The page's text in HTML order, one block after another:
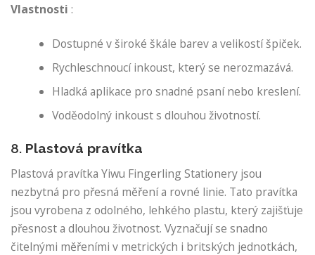
Vlastnosti :
Dostupné v široké škále barev a velikostí špiček.
Rychleschnoucí inkoust, který se nerozmazává.
Hladká aplikace pro snadné psaní nebo kreslení.
Voděodolný inkoust s dlouhou životností.
8. Plastová pravítka
Plastová pravítka Yiwu Fingerling Stationery jsou
nezbytná pro přesná měření a rovné linie. Tato pravítka
jsou vyrobena z odolného, ​​lehkého plastu, který zajišťuje
přesnost a dlouhou životnost. Vyznačují se snadno
čitelnými měřeními v metrických i britských jednotkách,